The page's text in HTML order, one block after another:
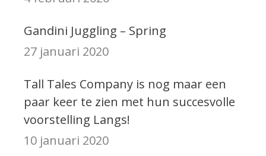
Gandini Juggling – Spring
27 januari 2020
Tall Tales Company is nog maar een
paar keer te zien met hun succesvolle
voorstelling Langs!
10 januari 2020